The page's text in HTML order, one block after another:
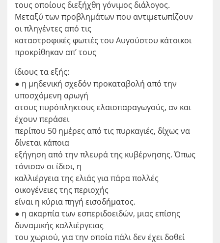
τους οποίους διεξήχθη γόνιμος διάλογος.
Μεταξύ των προβλημάτων που αντιμετωπίζουν
οι πληγέντες από τις
καταστροφικές φωτιές του Αυγούστου κάτοικοι
προκρίθηκαν απ’ τους
ίδιους τα εξής:
● η μηδενική σχεδόν προκαταβολή από την
υποσχόμενη αρωγή
στους πυρόπληκτους ελαιοπαραγωγούς, αν και
έχουν περάσει
περίπου 50 ημέρες από τις πυρκαγιές, δίχως να
δίνεται κάποια
εξήγηση από την πλευρά της κυβέρνησης. Όπως
τόνισαν οι ίδιοι, η
καλλιέργεια της ελιάς για πάρα πολλές
οικογένειες της περιοχής
είναι η κύρια πηγή εισοδήματος.
● η ακαρπία των εσπεριδοειδών, μιας επίσης
δυναμικής καλλιέργειας
του χωριού, για την οποία πάλι δεν έχει δοθεί